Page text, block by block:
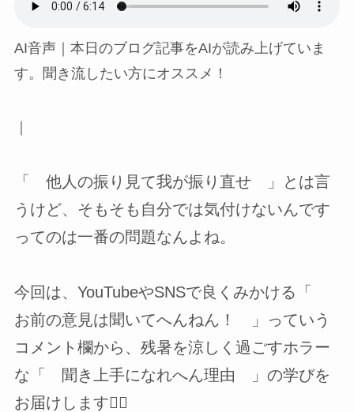
AI音声｜本日のブログ記事をAIが読み上げていま
す。聞き流したい方にオススメ！
「 他人の振り見て我が振り直せ 」とは言
うけど、そもそも自分では気付けないんです
ってのは一番の問題なんよね。
今回は、YouTubeやSNSで良くみかける「
お前の意見は聞いてへんねん！ 」っていう
コメント欄から、残暑を涼しく過ごすホラー
な「 聞き上手になれへん理由 」の学びを
お届けします🧟‍♂️